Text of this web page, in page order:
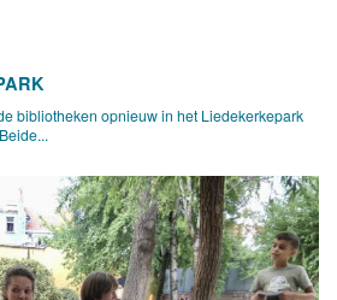
bibliotheken opnieuw in het Liedekerkepark